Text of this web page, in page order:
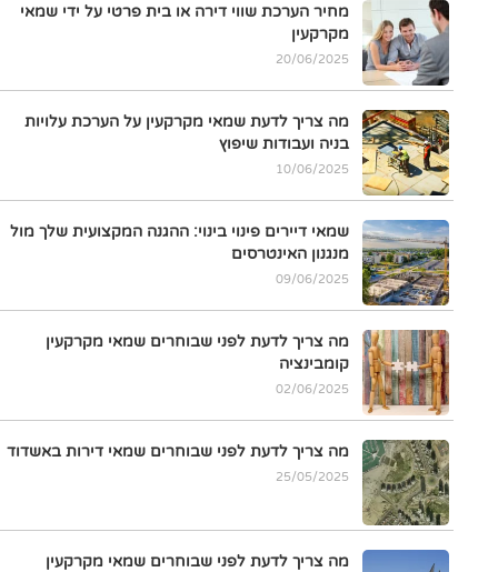
מחיר הערכת שווי דירה או בית פרטי על ידי שמאי
מקרקעין
20/06/2025
מה צריך לדעת שמאי מקרקעין על הערכת עלויות
בניה ועבודות שיפוץ
10/06/2025
שמאי דיירים פינוי בינוי: ההגנה המקצועית שלך מול
מנגנון האינטרסים
09/06/2025
מה צריך לדעת לפני שבוחרים שמאי מקרקעין
קומבינציה
02/06/2025
מה צריך לדעת לפני שבוחרים שמאי דירות באשדוד
25/05/2025
מה צריך לדעת לפני שבוחרים שמאי מקרקעין